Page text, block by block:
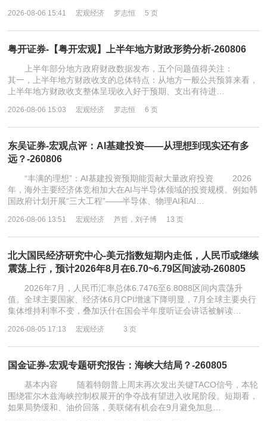
2026-08-06 15:41 宏观经济 罗志恒 5 页
粤开证券-【粤开宏观】上半年地方财政形势分析-260806
上半年部分地方政府财政数据发布，五个问题值得关注：
其一，上半年地方财政收支的总体特点：从地方一般公共预算来看，
上半年地方财政收支整体呈现收入好于预期、支出有待进…
2026-08-06 15:03 宏观经济 罗志恒 6 页
东吴证券-宏观点评：AI基建投资——从理想到现实还有多
远？-260806
“丰满的理想”：AI基建投资预期能贡献大量政府投资 2026
年，海外主要经济体竞相加大在AI与半导体领域的投资规模。例如韩
国政府计划开展“三大工程”——半导体、物理AI和AI…
2026-08-06 13:51 宏观经济 芦哲，刘子博 13 页
北大国民经济研究中心-美元指数短期内走低，人民币或继续
震荡上行，预计2026年8月在6.70~6.79区间波动-260805
2026年7月，人民币汇率总体6.7476至6.8088区间内震荡升
值。全球主要国家、经济体6月CPI增速下降明显，7月全球主要央行
集体维持利率不变，叠加沃什在国会半年度听证会讲话被解读…
2026-08-05 17:13 宏观经济 3 页
国金证券-宏观专题研究报告：海峡大结局？-260805
基本内容 随着特朗普上周末再次发出关键TACO信号，本轮
围绕霍尔木兹海峡控制权展开的争夺战有望进入收尾阶段。短期看，
如果局势缓和、油价回落，美联储有机会在9月避免加息…